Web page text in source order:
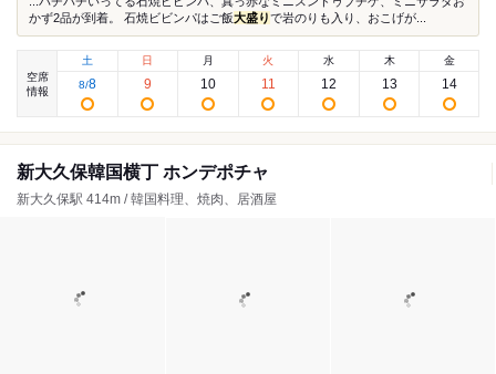
かず2品が到着。 石焼ビビンパはご飯大盛りで岩のりも入り、おこげが...
空席
情報
土
8/8
日
9
月
10
火
11
水
12
木
13
金
14
新大久保韓国横丁 ホンデポチャ
新大久保駅 414m / 韓国料理、焼肉、居酒屋